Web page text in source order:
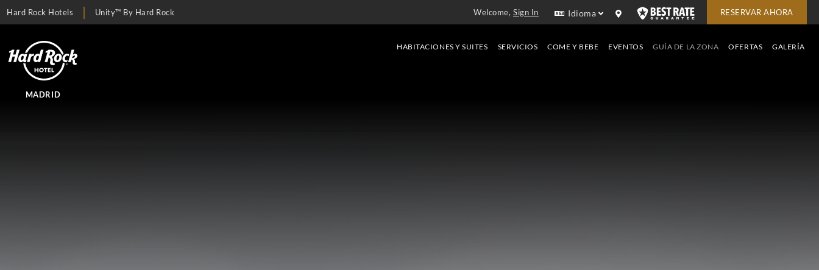
Hard Rock Hotels Unity™ By Hard Rock Welcome,Sign In Idioma RESERVAR AHORA
MADRID
HABITACIONES Y SUITES SERVICIOS COME Y BEBE EVENTOS GUÍA DE LA ZONA OFERTAS GALERÍA